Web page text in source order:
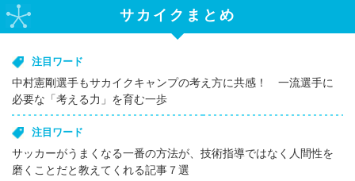
サカイクまとめ
注目ワード
中村憲剛選手もサカイクキャンプの考え方に共感！ 一流選手に
必要な「考える力」を育む一歩
注目ワード
サッカーがうまくなる一番の方法が、技術指導ではなく人間性を
磨くことだと教えてくれる記事７選